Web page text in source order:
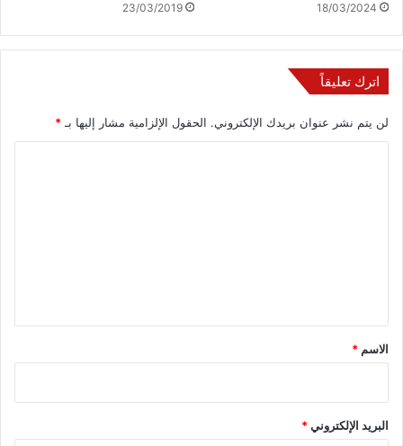
18/03/2024
23/03/2019
اترك تعليقاً
لن يتم نشر عنوان بريدك الإلكتروني. الحقول الإلزامية مشار إليها بـ*
*
الاسم *
البريد الإلكتروني*